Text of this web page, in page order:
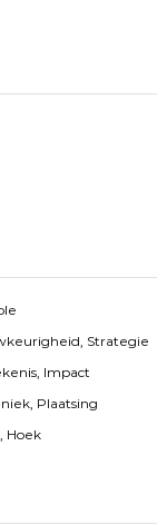
Strategie
Impact
Plaatsing
Hoek